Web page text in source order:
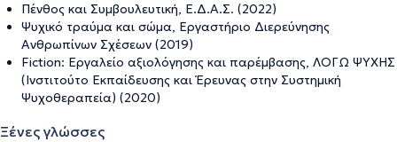
Πένθος και Συμβουλευτική, Ε.Δ.Α.Σ. (2022)
Ψυχικό τραύμα και σώμα, Εργαστήριο Διερεύνησης
Ανθρωπίνων Σχέσεων (2019)
Fiction: Εργαλείο αξιολόγησης και παρέμβασης, ΛΟΓΩ ΨΥΧΗΣ
(Ινστιτούτο Εκπαίδευσης και Έρευνας στην Συστημική
Ψυχοθεραπεία) (2020)
Ξένες γλώσσες